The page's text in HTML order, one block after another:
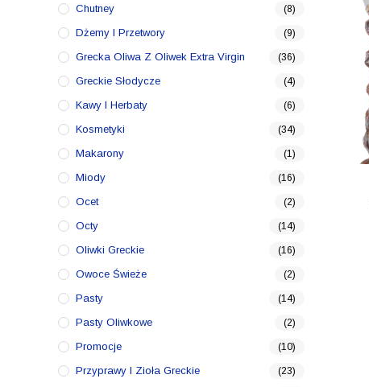
Chutney (8)
Dżemy I Przetwory (9)
Grecka Oliwa Z Oliwek Extra Virgin (36)
Greckie Słodycze (4)
Kawy I Herbaty (6)
Kosmetyki (34)
Makarony (1)
Miody (16)
Ocet (2)
Octy (14)
Oliwki Greckie (16)
Owoce Świeże (2)
Pasty (14)
Pasty Oliwkowe (2)
Promocje (10)
Przyprawy I Zioła Greckie (23)